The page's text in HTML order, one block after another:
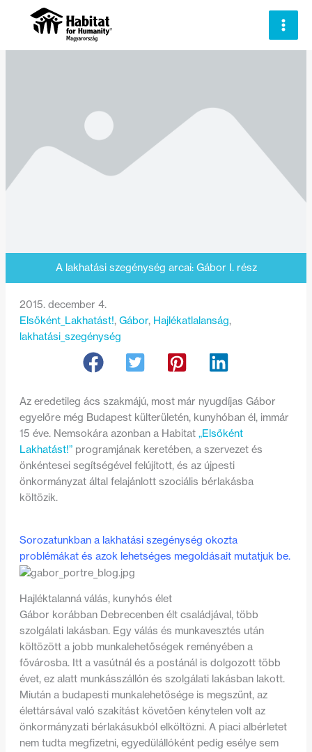
A lakhatási szegénység arcai: Gábor I. rész
2015. december 4.
Elsőként_Lakhatást!, Gábor, Hajlékatlalanság ,
lakhatási_szegénység
Az eredetileg ács szakmájú, most már nyugdíjas Gábor
egyelőre még Budapest külterületén, kunyhóban él, immár
15 éve. Nemsokára azonban a Habitat „Elsőként
Lakhatást!”programjának keretében, a szervezet és
önkéntesei segítségével felújított, és az újpesti
önkormányzat által felajánlott szociális bérlakásba
költözik.
Sorozatunkban a lakhatási szegénység okozta
problémákat és azok lehetséges megoldásait mutatjuk be.
Hajléktalanná válás, kunyhós élet
Gábor korábban Debrecenben élt családjával, több
szolgálati lakásban. Egy válás és munkavesztés után
költözött a jobb munkalehetőségek reményében a
fővárosba. Itt a vasútnál és a postánál is dolgozott több
évet, ez alatt munkásszállón és szolgálati lakásban lakott.
Miután a budapesti munkalehetősége is megszűnt, az
élettársával való szakítást követően kénytelen volt az
önkormányzati bérlakásukból elköltözni. A piaci albérletet
nem tudta megfizetni, egyedülállóként pedig esélye sem